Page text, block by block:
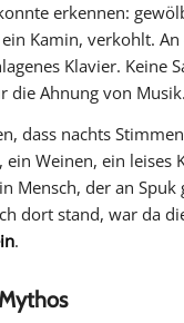
erkennen:
ein Kamin, verkohlt.
Klavier. Keine
die Ahnung von Musik.
dass nachts
ein Weinen, ein leises
Mensch, der an Spuk
dort stand, war da
.